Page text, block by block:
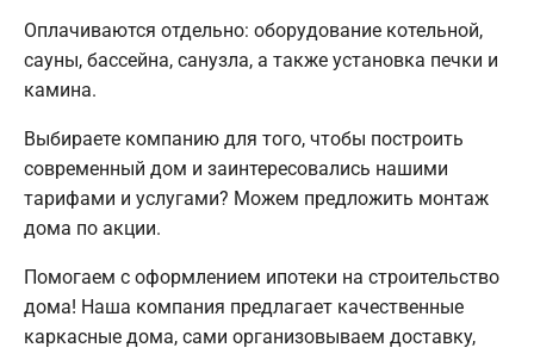
Оплачиваются отдельно: оборудование котельной,
сауны, бассейна, санузла, а также установка печки и
камина.
Выбираете компанию для того, чтобы построить
современный дом и заинтересовались нашими
тарифами и услугами? Можем предложить монтаж
дома по акции.
Помогаем с оформлением ипотеки на строительство
дома! Наша компания предлагает качественные
каркасные дома, сами организовываем доставку,